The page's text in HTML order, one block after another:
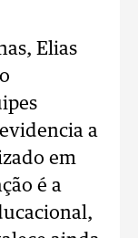
Elias
a
em
é a